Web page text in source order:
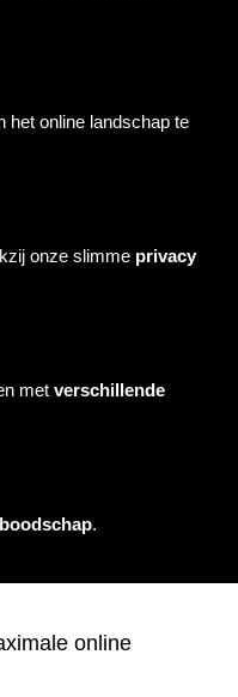
het online landschap te
onze slimme privacy
met verschillende
boodschap.
online